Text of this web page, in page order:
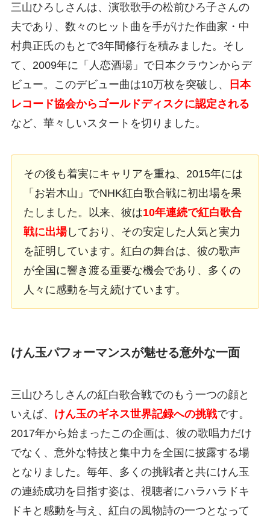
三山ひろしさんは、演歌歌手の松前ひろ子さんの
夫であり、数々のヒット曲を手がけた作曲家・中
村典正氏のもとで3年間修行を積みました。そし
て、2009年に「人恋酒場」で日本クラウンからデ
ビュー。このデビュー曲は10万枚を突破し、
日本
レコード協会からゴールドディスクに認定される
など、華々しいスタートを切りました。
その後も着実にキャリアを重ね、2015年には
「お岩木山」でNHK紅白歌合戦に初出場を果
たしました。以来、彼は10年連続で紅白歌合
戦に出場しており、その安定した人気と実力
を証明しています。紅白の舞台は、彼の歌声
が全国に響き渡る重要な機会であり、多くの
人々に感動を与え続けています。
けん玉パフォーマンスが魅せる意外な一面
三山ひろしさんの紅白歌合戦でのもう一つの顔と
いえば、 けん玉のギネス世界記録への挑戦です。
2017年から始まったこの企画は、彼の歌唱力だけ
でなく、意外な特技と集中力を全国に披露する場
となりました。毎年、多くの挑戦者と共にけん玉
の連続成功を目指す姿は、視聴者にハラハラドキ
ドキと感動を与え、紅白の風物詩の一つとなって